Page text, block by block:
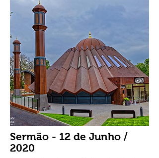
Sermão - 12 de Junho /
2020